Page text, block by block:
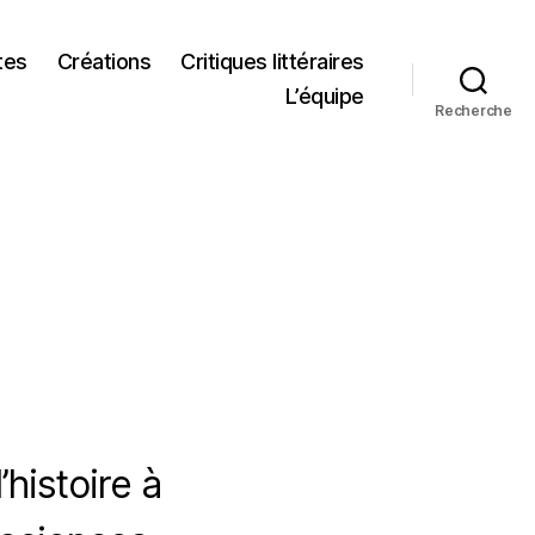
Créations
Critiques littéraires
L’équipe
Recherche
à